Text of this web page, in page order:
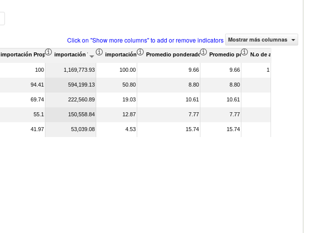
Click on "Show more columns" to add or remove indicators Mostrar más columnas
importación Proporción en el total de productos (%)
importación Valor del comercio (en miles de US$)
importación Proporción de asociados (%)
Promedio ponderado de aranceles efectivamente aplicados (%)
Promedio ponderado de aranceles
N.o de acuerdos
100 1,169,773.93 100.00 9.66 9.66 1
94.41 594,199.13 50.80 8.80 8.80
69.74 222,560.89 19.03 10.61 10.61
55.1 150,558.84 12.87 7.77 7.77
41.97 53,039.08 4.53 15.74 15.74